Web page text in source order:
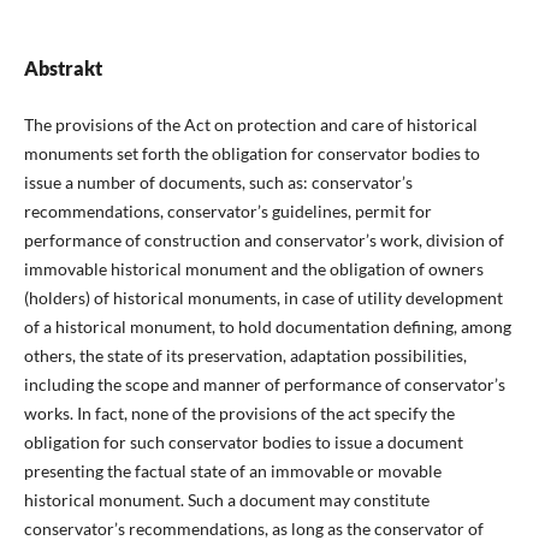
Abstrakt
The provisions of the Act on protection and care of historical
monuments set forth the obligation for conservator bodies to
issue a number of documents, such as: conservator’s
recommendations, conservator’s guidelines, permit for
performance of construction and conservator’s work, division of
immovable historical monument and the obligation of owners
(holders) of historical monuments, in case of utility development
of a historical monument, to hold documentation defining, among
others, the state of its preservation, adaptation possibilities,
including the scope and manner of performance of conservator’s
works. In fact, none of the provisions of the act specify the
obligation for such conservator bodies to issue a document
presenting the factual state of an immovable or movable
historical monument. Such a document may constitute
conservator’s recommendations, as long as the conservator of